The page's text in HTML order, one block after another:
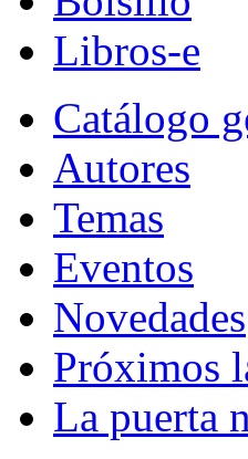
Libros-e
Catálogo
Autores
Temas
Eventos
Novedades
Próximos
La puerta